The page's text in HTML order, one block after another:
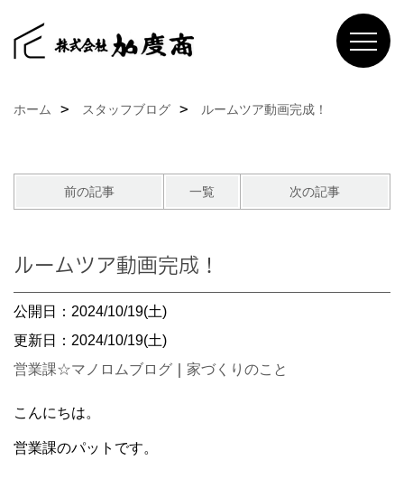
ホーム スタッフブログ ルームツア動画完成！
前の記事 一覧 次の記事
ルームツア動画完成！
公開日：2024/10/19(土)
更新日：2024/10/19(土)
営業課☆マノロムブログ
家づくりのこと
こんにちは。
営業課のパットです。